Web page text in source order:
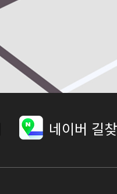
네이버 길